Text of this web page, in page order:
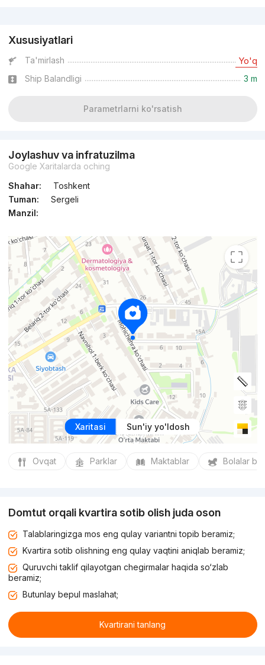
Xususiyatlari
Ta'mirlash Yo'q
Ship Balandligi 3 m
Parametrlarni ko'rsatish
Joylashuv va infratuzilma
Google Xaritalarda oching
Shahar:
Toshkent
Tuman:
Sergeli
Manzil:
Xaritasi Sun'iy yo'ldosh
Ovqat Parklar Maktablar Bolalar
Domtut orqali kvartira sotib olish juda oson
Talablaringizga mos eng qulay variantni topib beramiz;
Kvartira sotib olishning eng qulay vaqtini aniqlab beramiz;
Quruvchi taklif qilayotgan chegirmalar haqida so‘zlab
beramiz;
Butunlay bepul maslahat;
Kvartirani tanlang